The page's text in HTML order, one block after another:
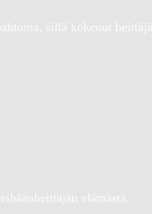
sillä kokenut heittäjä
elämästä.